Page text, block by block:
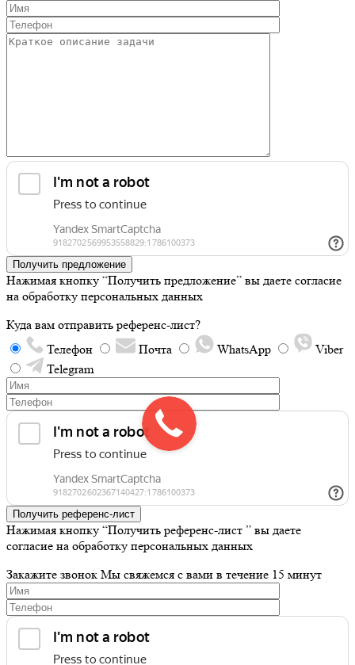
Получить предложение
Нажимая кнопку “Получить предложение” вы даете согласие
на обработку персональных данных
Куда вам отправить референс-лист?
Телефон
Почта WhatsApp
Viber
Telegram
Получить референс-лист
Нажимая кнопку “Получить референс-лист ” вы даете
согласие на обработку персональных данных
Закажите звонок Мы свяжемся с вами в течение 15 минут